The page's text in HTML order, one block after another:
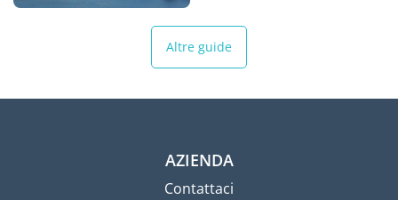
Altre guide
AZIENDA
Contattaci